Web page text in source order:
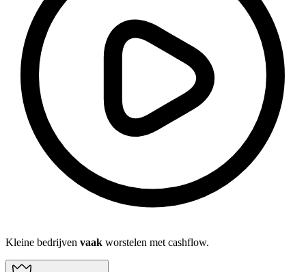
Kleine bedrijven vaak worstelen met cashflow.